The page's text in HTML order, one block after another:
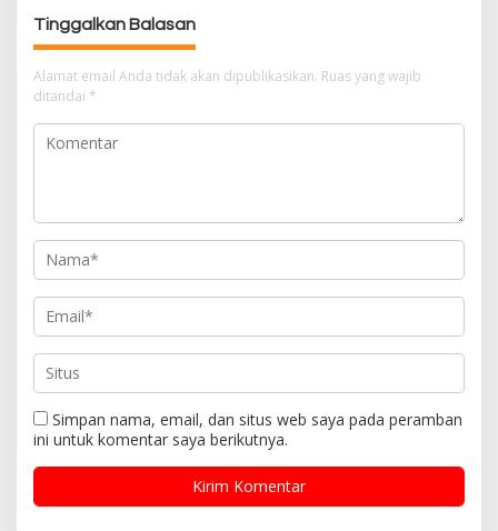
p
o
s
Tinggalkan Balasan
Alamat email Anda tidak akan dipublikasikan. Ruas yang wajib
ditandai *
Simpan nama, email, dan situs web saya pada peramban
ini untuk komentar saya berikutnya.